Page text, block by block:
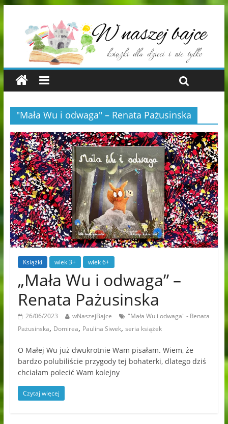
"Mała Wu i odwaga" – Renata Pażusinska
Książki wiek 3+ wiek 6+
„Mała Wu i odwaga” –
Renata Pażusinska
26/06/2023 wNaszejBajce
"Mała Wu i odwaga" - Renata
Pażusinska, Domirea, Paulina Siwek, seria książek
O Małej Wu już dwukrotnie Wam pisałam. Wiem, że
bardzo polubiliście przygody tej bohaterki, dlatego dziś
chciałam polecić Wam kolejny
Czytaj więcej